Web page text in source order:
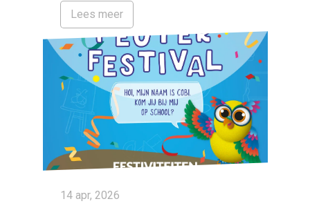
Lees meer
14 apr, 2026